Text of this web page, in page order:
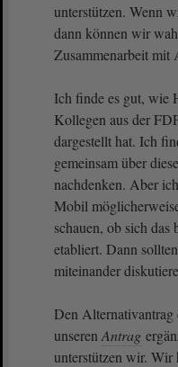
unterstützen. Wenn
dann können wir
Zusammenarbeit mit
Ich finde es gut, wie
Kollegen aus der
dargestellt hat. Ich
gemeinsam über
nachdenken. Aber
Mobil
schauen, ob sich das
etabliert. Dann
miteinander
Den
unseren Antrag
unterstützen wir. Wir